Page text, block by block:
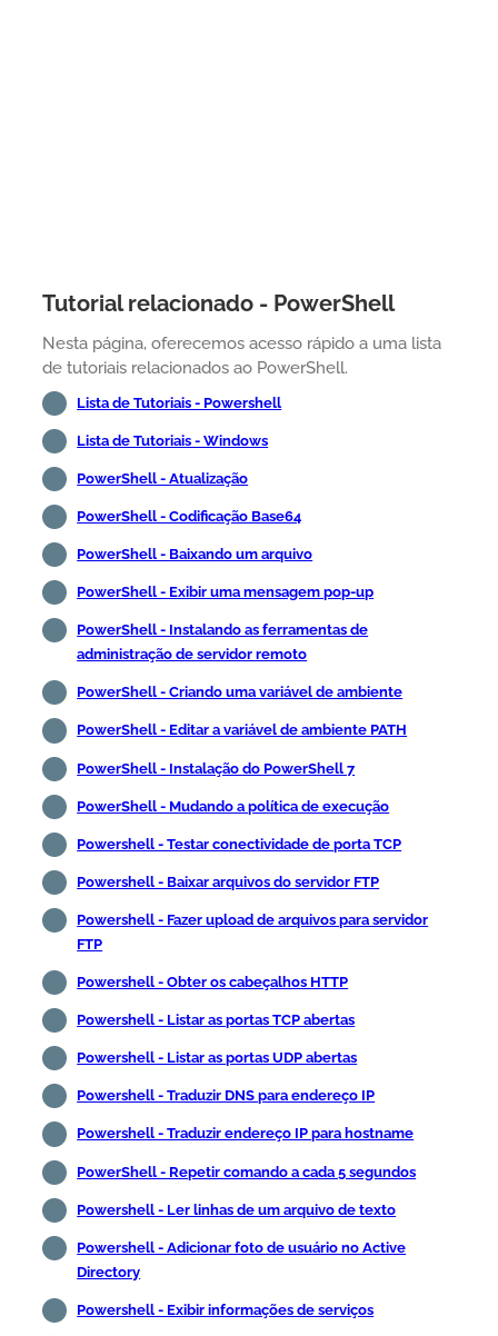
Tutorial relacionado - PowerShell
Nesta página, oferecemos acesso rápido a uma lista
de tutoriais relacionados ao PowerShell.
Lista de Tutoriais - Powershell
Lista de Tutoriais - Windows
PowerShell - Atualização
PowerShell - Codificação Base64
PowerShell - Baixando um arquivo
PowerShell - Exibir uma mensagem pop-up
PowerShell - Instalando as ferramentas de
administração de servidor remoto
PowerShell - Criando uma variável de ambiente
PowerShell - Editar a variável de ambiente PATH
PowerShell - Instalação do PowerShell 7
PowerShell - Mudando a política de execução
Powershell - Testar conectividade de porta TCP
Powershell - Baixar arquivos do servidor FTP
Powershell - Fazer upload de arquivos para servidor
FTP
Powershell - Obter os cabeçalhos HTTP
Powershell - Listar as portas TCP abertas
Powershell - Listar as portas UDP abertas
Powershell - Traduzir DNS para endereço IP
Powershell - Traduzir endereço IP para hostname
PowerShell - Repetir comando a cada 5 segundos
Powershell - Ler linhas de um arquivo de texto
Powershell - Adicionar foto de usuário no Active
Directory
Powershell - Exibir informações de serviços